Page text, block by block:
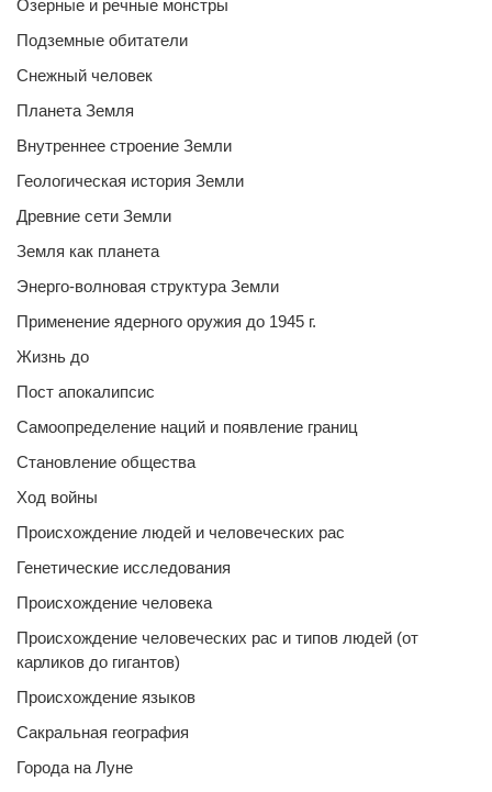
Озерные и речные монстры
Подземные обитатели
Снежный человек
Планета Земля
Внутреннее строение Земли
Геологическая история Земли
Древние сети Земли
Земля как планета
Энерго-волновая структура Земли
Применение ядерного оружия до 1945 г.
Жизнь до
Пост апокалипсис
Самоопределение наций и появление границ
Становление общества
Ход войны
Происхождение людей и человеческих рас
Генетические исследования
Происхождение человека
Происхождение человеческих рас и типов людей (от
карликов до гигантов)
Происхождение языков
Сакральная география
Города на Луне